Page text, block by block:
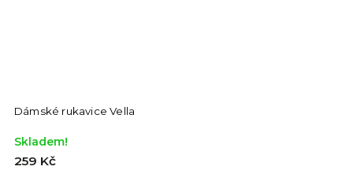
Dámské rukavice Vella
Skladem!
259 Kč